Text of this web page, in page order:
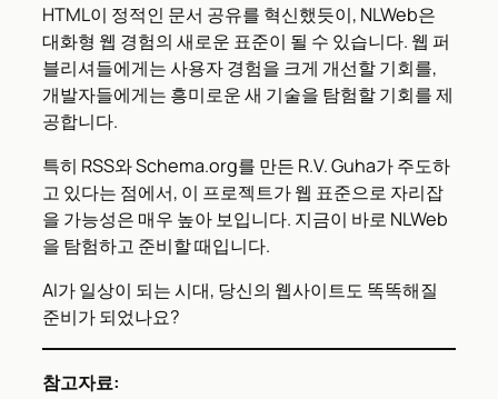
HTML이 정적인 문서 공유를 혁신했듯이, NLWeb은
대화형 웹 경험의 새로운 표준이 될 수 있습니다. 웹 퍼
블리셔들에게는 사용자 경험을 크게 개선할 기회를,
개발자들에게는 흥미로운 새 기술을 탐험할 기회를 제
공합니다.
특히 RSS와 Schema.org를 만든 R.V. Guha가 주도하
고 있다는 점에서, 이 프로젝트가 웹 표준으로 자리잡
을 가능성은 매우 높아 보입니다. 지금이 바로 NLWeb
을 탐험하고 준비할 때입니다.
AI가 일상이 되는 시대, 당신의 웹사이트도 똑똑해질
준비가 되었나요?
참고자료: